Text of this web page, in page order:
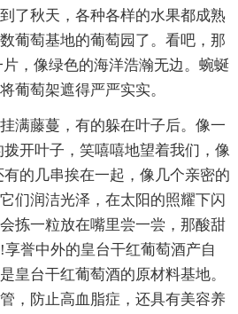
了秋天，各种各样的水果都成熟
葡萄基地的葡萄园了。看吧，那
，像绿色的海洋浩瀚无边。蜿蜒
葡萄架遮得严严实实。
满藤蔓，有的躲在叶子后。像一
开叶子，笑嘻嘻地望着我们，像
的几串挨在一起，像几个亲密的
们润洁光泽，在太阳的照耀下闪
拣一粒放在嘴里尝一尝，那酸甜
誉中外的皇台干红葡萄酒产自
皇台干红葡萄酒的原材料基地。
，防止高血脂症，还具有美容养